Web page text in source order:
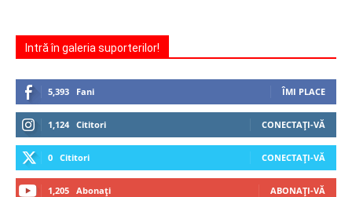
Intră în galeria suporterilor!
5,393 Fani ÎMI PLACE
1,124 Cititori CONECTAȚI-VĂ
0 Cititori CONECTAȚI-VĂ
1,205 Abonați ABONAȚI-VĂ